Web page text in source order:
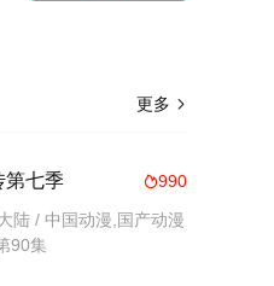
更多 
990
第七季
陆 / 中国动漫,国产动漫
90集